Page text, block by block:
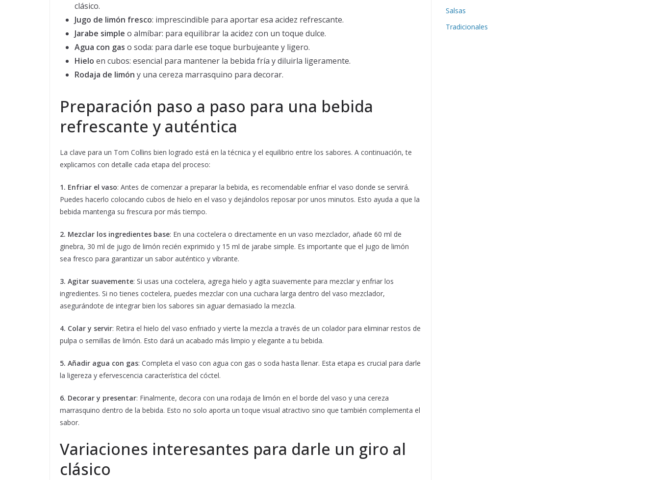
clásico.
Jugo de limón fresco: imprescindible para aportar esa acidez refrescante.
Jarabe simple o almíbar: para equilibrar la acidez con un toque dulce.
Agua con gas o soda: para darle ese toque burbujeante y ligero.
Hielo en cubos: esencial para mantener la bebida fría y diluirla ligeramente.
Rodaja de limón y una cereza marrasquino para decorar.
Preparación paso a paso para una bebida
refrescante y auténtica
La clave para un Tom Collins bien logrado está en la técnica y el equilibrio entre los sabores. A continuación, te
explicamos con detalle cada etapa del proceso:
1. Enfriar el vaso: Antes de comenzar a preparar la bebida, es recomendable enfriar el vaso donde se servirá.
Puedes hacerlo colocando cubos de hielo en el vaso y dejándolos reposar por unos minutos. Esto ayuda a que la
bebida mantenga su frescura por más tiempo.
2. Mezclar los ingredientes base: En una coctelera o directamente en un vaso mezclador, añade 60 ml de
ginebra, 30 ml de jugo de limón recién exprimido y 15 ml de jarabe simple. Es importante que el jugo de limón
sea fresco para garantizar un sabor auténtico y vibrante.
3. Agitar suavemente: Si usas una coctelera, agrega hielo y agita suavemente para mezclar y enfriar los
ingredientes. Si no tienes coctelera, puedes mezclar con una cuchara larga dentro del vaso mezclador,
asegurándote de integrar bien los sabores sin aguar demasiado la mezcla.
4. Colar y servir: Retira el hielo del vaso enfriado y vierte la mezcla a través de un colador para eliminar restos de
pulpa o semillas de limón. Esto dará un acabado más limpio y elegante a tu bebida.
5. Añadir agua con gas: Completa el vaso con agua con gas o soda hasta llenar. Esta etapa es crucial para darle
la ligereza y efervescencia característica del cóctel.
6. Decorar y presentar: Finalmente, decora con una rodaja de limón en el borde del vaso y una cereza
marrasquino dentro de la bebida. Esto no solo aporta un toque visual atractivo sino que también complementa el
sabor.
Variaciones interesantes para darle un giro al
clásico
Salsas
Tradicionales